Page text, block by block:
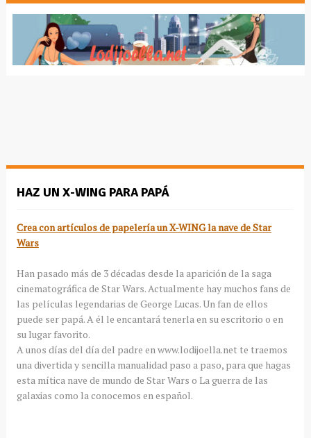
HAZ UN X-WING PARA PAPÁ
Crea con artículos de papelería un X-WING la nave de Star
Wars
Han pasado más de 3 décadas desde la aparición de la saga
cinematográfica de Star Wars. Actualmente hay muchos fans de
las películas legendarias de George Lucas. Un fan de ellos
puede ser papá. A él le encantará tenerla en su escritorio o en
su lugar favorito.
A unos días del día del padre en www.lodijoella.net te traemos
una divertida y sencilla manualidad paso a paso, para que hagas
esta mítica nave de mundo de Star Wars o La guerra de las
galaxias como la conocemos en español.